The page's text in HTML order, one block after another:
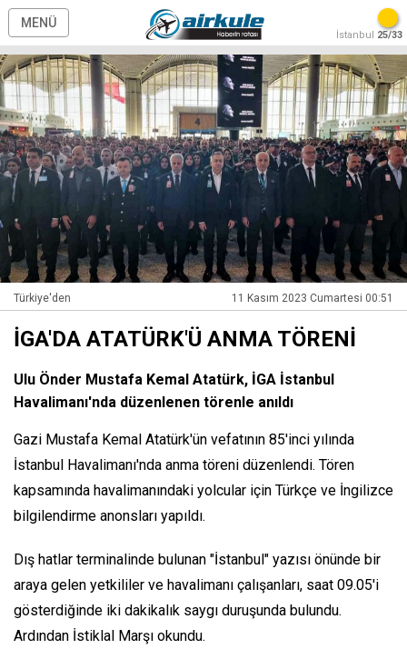
MENÜ
İstanbul 25/33
Türkiye'den 11 Kasım 2023 Cumartesi 00:51
İGA'DA ATATÜRK'Ü ANMA TÖRENİ
Ulu Önder Mustafa Kemal Atatürk, İGA İstanbul
Havalimanı'nda düzenlenen törenle anıldı
Gazi Mustafa Kemal Atatürk'ün vefatının 85'inci yılında
İstanbul Havalimanı'nda anma töreni düzenlendi. Tören
kapsamında havalimanındaki yolcular için Türkçe ve İngilizce
bilgilendirme anonsları yapıldı.
Dış hatlar terminalinde bulunan "İstanbul" yazısı önünde bir
araya gelen yetkililer ve havalimanı çalışanları, saat 09.05'i
gösterdiğinde iki dakikalık saygı duruşunda bulundu.
Ardından İstiklal Marşı okundu.